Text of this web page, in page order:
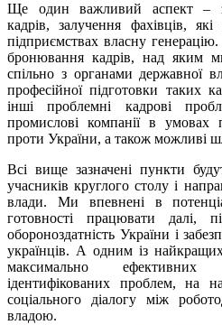
Ще один важливий аспект –
кадрів, залучення фахівців,
підприємствах власну
бронювання кадрів, над яким
спільно з органами державної
професійної підготовки таких
інші проблемні кадрові
промислові компанії в умовах
проти України, а також можливі
Всі вище зазначені пункти
учасників круглого столу і
влади. Ми впевнені в
готовності працювати далі,
обороноздатність України і
українців. А одним із
максимально ефективних
ідентифікованих проблем, на
соціального діалогу між
владою.